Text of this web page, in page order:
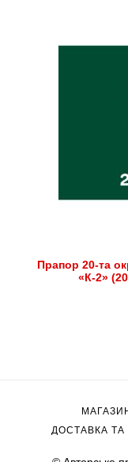
Прапор 20-та
«К-2»
ДОСТАВКА ТА